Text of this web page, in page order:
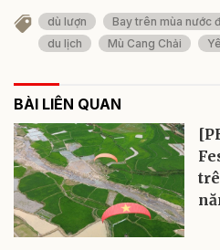
dù lượn Bay trên mùa nước
du lịch
Mù Cang Chải
BÀI LIÊN QUAN